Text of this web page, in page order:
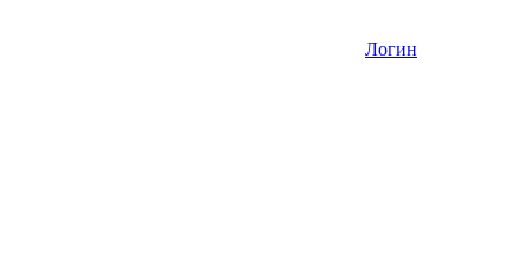
Логин